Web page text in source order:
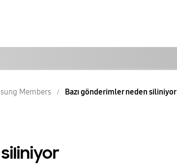
Members Bazı gönderimler neden siliniyor